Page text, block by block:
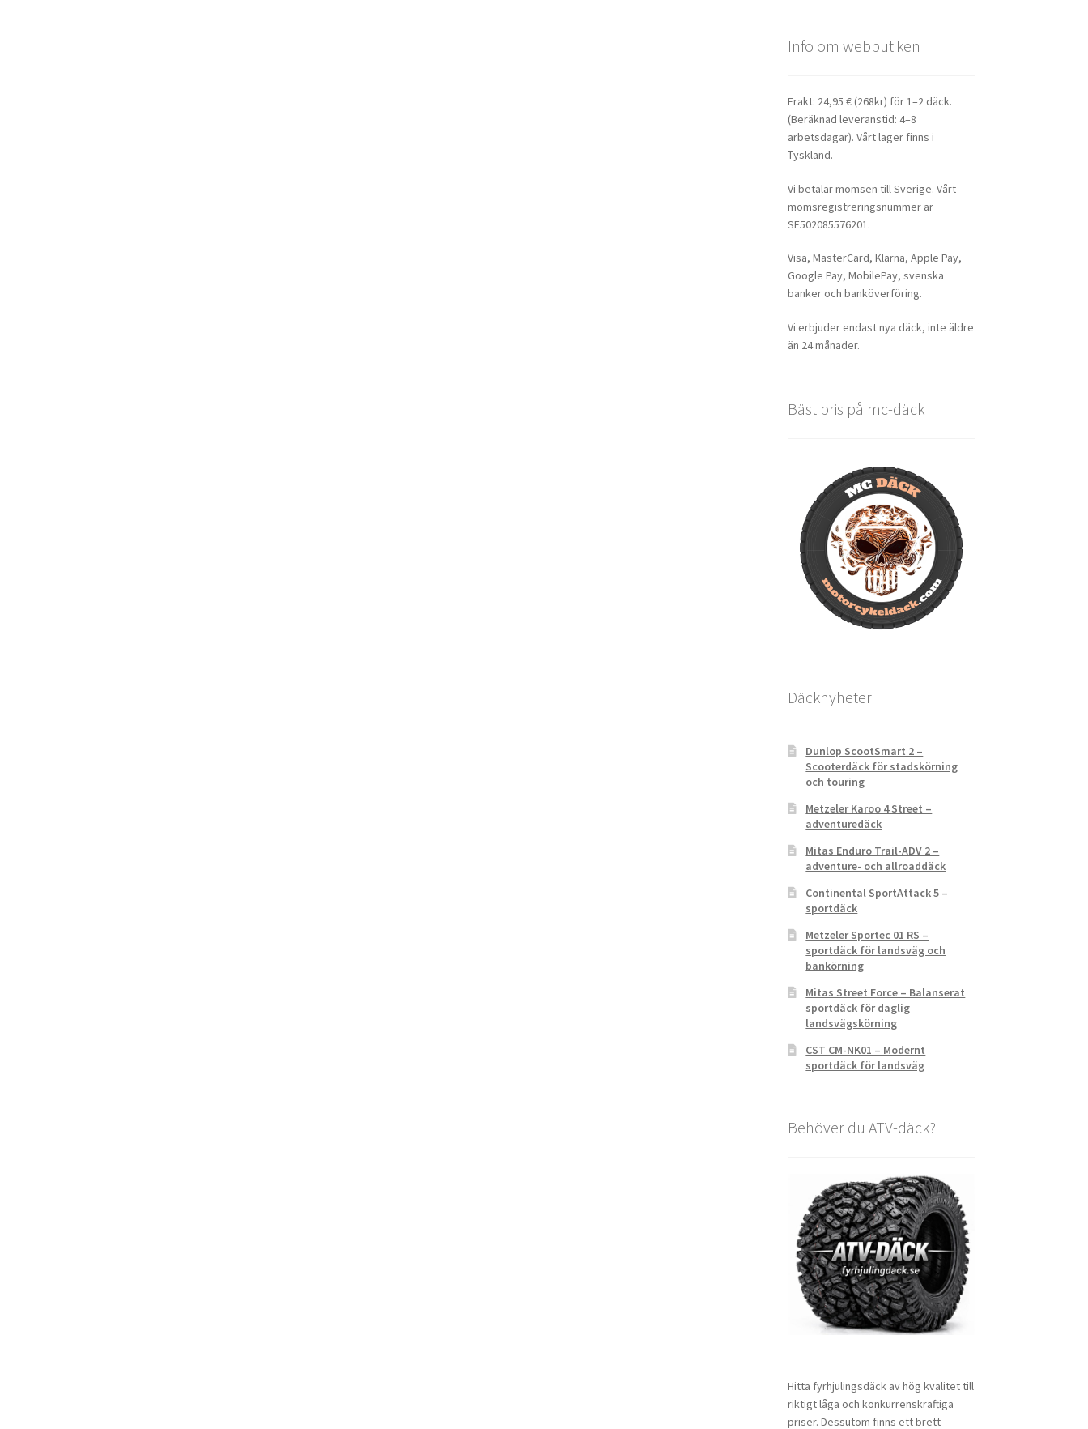
Info om webbutiken
Frakt: 24,95 € (268kr) för 1–2 däck.
(Beräknad leveranstid: 4–8
arbetsdagar). Vårt lager finns i
Tyskland.
Vi betalar momsen till Sverige. Vårt
momsregistreringsnummer är
SE502085576201.
Visa, MasterCard, Klarna, Apple Pay,
Google Pay, MobilePay, svenska
banker och banköverföring.
Vi erbjuder endast nya däck, inte äldre
än 24 månader.
Bäst pris på mc-däck
Däcknyheter
Dunlop ScootSmart 2 –
Scooterdäck för stadskörning
och touring
Metzeler Karoo 4 Street –
adventuredäck
Mitas Enduro Trail-ADV 2 –
adventure- och allroaddäck
Continental SportAttack 5 –
sportdäck
Metzeler Sportec 01 RS –
sportdäck för landsväg och
bankörning
Mitas Street Force – Balanserat
sportdäck för daglig
landsvägskörning
CST CM-NK01 – Modernt
sportdäck för landsväg
Behöver du ATV-däck?
Hitta fyrhjulingsdäck av hög kvalitet till
riktigt låga och konkurrenskraftiga
priser. Dessutom finns ett brett